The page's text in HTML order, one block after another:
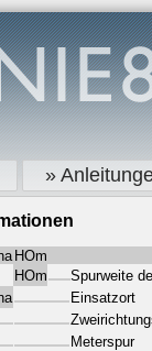
»
HOm
HOm
Spurweite
Einsatzort
Meterspur